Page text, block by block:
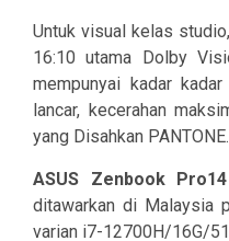
Untuk visual kelas
16:10 utama Dolby
mempunyai kadar
lancar, kecerahan
yang Disahkan PANTONE.
ASUS Zenbook
ditawarkan di Malaysia
varian i7-12700H/16G/